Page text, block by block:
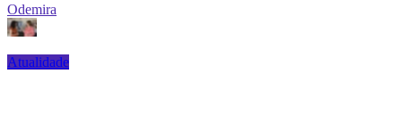
Odemira
Atualidade